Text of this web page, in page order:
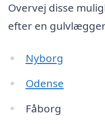
Overvej disse
efter en
Nyborg
Odense
Fåborg